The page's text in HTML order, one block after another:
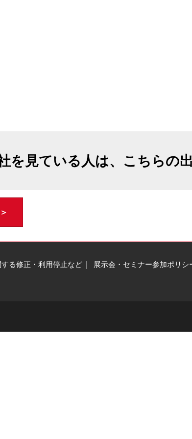
を見ている人は、こちらの
る修正・利用停止など 展示会・セミナー参加ポリシ